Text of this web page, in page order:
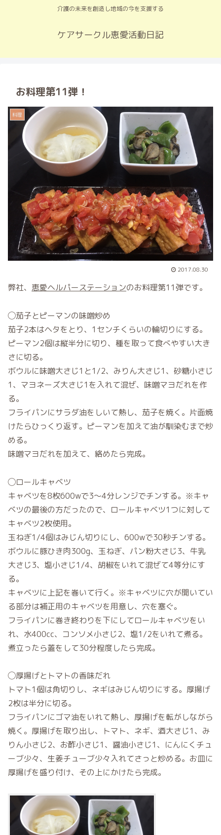
介護の未来を創造し地域の今を支援する
ケアサークル恵愛活動日記
お料理第11弾！
料理
2017.08.30
弊社、 恵愛ヘルパーステーションのお料理第11弾です。
◯茄子とピーマンの味噌炒め
茄子2本はヘタをとり、1センチくらいの輪切りにする。
ピーマン2個は縦半分に切り、種を取って食べやすい大き
さに切る。
ボウルに味噌大さじ1と1/2、みりん大さじ1、砂糖小さじ
1、マヨネーズ大さじ1を入れて混ぜ、味噌マヨだれを作
る。
フライパンにサラダ油をしいて熱し、茄子を焼く。片面焼
けたらひっくり返す。ピーマンを加えて油が馴染むまで炒
める。
味噌マヨだれを加えて、絡めたら完成。
◯ロールキャベツ
キャベツを8枚600wで3〜4分レンジでチンする。※キャ
ベツの最後の方だったので、ロールキャベツ1つに対して
キャベツ2枚使用。
玉ねぎ1/4個はみじん切りにし、600wで30秒チンする。
ボウルに豚ひき肉300g、玉ねぎ、パン粉大さじ3、牛乳
大さじ3、塩小さじ1/4、胡椒をいれて混ぜて4等分にす
る。
キャベツに上記を巻いて行く。※キャベツに穴が開いてい
る部分は補正用のキャベツを用意し、穴を塞ぐ。
フライパンに巻き終わりを下にしてロールキャベツをい
れ、水400cc、コンソメ小さじ2、塩1/2をいれて煮る。
煮立ったら蓋をして30分程度したら完成。
◯厚揚げとトマトの香味だれ
トマト1個は角切りし、ネギはみじん切りにする。厚揚げ
2枚は半分に切る。
フライパンにゴマ油をいれて熱し、厚揚げを転がしながら
焼く。厚揚げを取り出し、トマト、ネギ、酒大さじ1、み
りん小さじ2、お酢小さじ1、醤油小さじ1、にんにくチュ
ーブ少々、生姜チューブ少々入れてさっと炒める。お皿に
厚揚げを盛り付け、その上にかけたら完成。